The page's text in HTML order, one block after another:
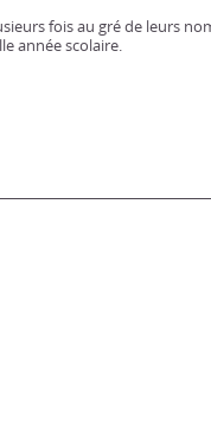
fois au gré de leurs
année scolaire.